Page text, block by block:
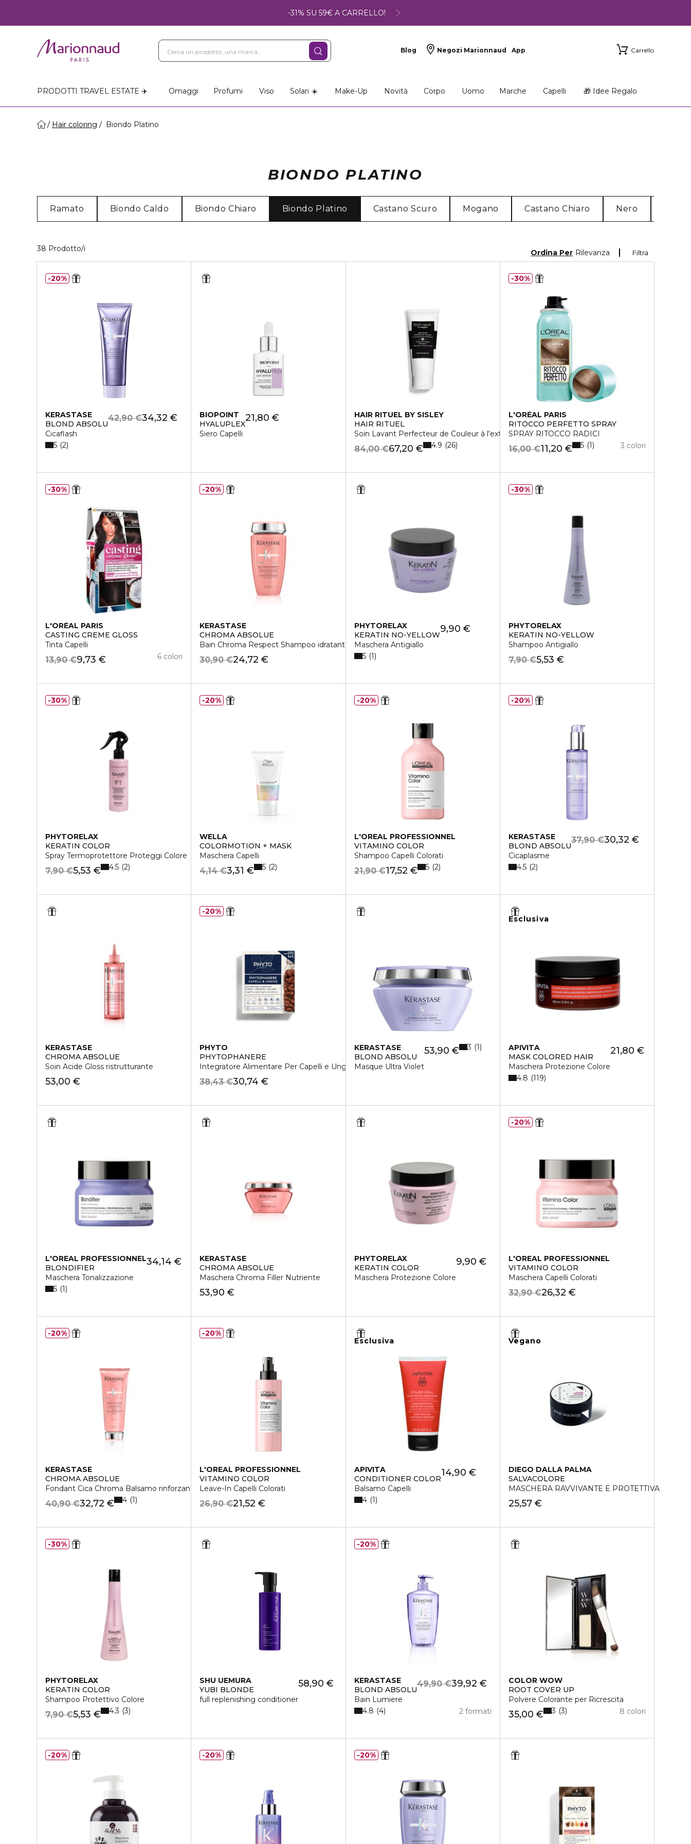
-31% SU 59€ A CARRELLO!
Blog Negozi Marionnaud App Carrello
PRODOTTI TRAVEL ESTATE ✈️ Omaggi Profumi Viso Solari ☀️ Make-Up Novità Corpo Uomo Marche Capelli 🎁 Idee Regalo
Hair coloring Biondo Platino
BIONDO PLATINO
Ramato Biondo Caldo Biondo Chiaro Biondo Platino Castano Scuro Mogano Castano Chiaro Nero
38 Prodotto/i Filtra
Ordina Per Rilevanza
KERASTASE
BLOND ABSOLU
Cicaflash
34,32 €
42,90 €
5 2
20%
BIOPOINT
HYALUPLEX
Siero Capelli
21,80 €
HAIR RITUEL BY SISLEY
HAIR RITUEL
Soin Lavant Perfecteur de Couleur à l'extrait de fleur d'Hibiscus
67,20 €
84,00 € 4.9 26
L'ORÉAL PARIS
RITOCCO PERFETTO SPRAY
SPRAY RITOCCO RADICI
11,20 €
16,00 € 3 colori
5 1
30%
L'ORÉAL PARIS
CASTING CREME GLOSS
Tinta Capelli
9,73 €
13,90 € 6 colori
30%
KERASTASE
CHROMA ABSOLUE
Bain Chroma Respect Shampoo idratante
24,72 €
30,90 €
20%
PHYTORELAX
KERATIN NO-YELLOW
Maschera Antigiallo
9,90 €
5 1
PHYTORELAX
KERATIN NO-YELLOW
Shampoo Antigiallo
5,53 €
7,90 €
30%
PHYTORELAX
KERATIN COLOR
Spray Termoprotettore Proteggi Colore
5,53 €
7,90 € 4.5 2
30%
WELLA
COLORMOTION + MASK
Maschera Capelli
3,31 €
4,14 € 5 2
20%
L'OREAL PROFESSIONNEL
VITAMINO COLOR
Shampoo Capelli Colorati
17,52 €
21,90 € 5 2
20%
KERASTASE
BLOND ABSOLU
Cicaplasme
30,32 €
37,90 €
4.5 2
20%
KERASTASE
CHROMA ABSOLUE
Soin Acide Gloss ristrutturante
53,00 €
PHYTO
PHYTOPHANERE
Integratore Alimentare Per Capelli e Unghie
30,74 €
38,43 €
20%
KERASTASE
BLOND ABSOLU
Masque Ultra Violet
53,90 € 3 1
Esclusiva
APIVITA
MASK COLORED HAIR
Maschera Protezione Colore
21,80 €
4.8 119
L'OREAL PROFESSIONNEL
BLONDIFIER
Maschera Tonalizzazione
34,14 €
5 1
KERASTASE
CHROMA ABSOLUE
Maschera Chroma Filler Nutriente
53,90 €
PHYTORELAX
KERATIN COLOR
Maschera Protezione Colore
9,90 €
L'OREAL PROFESSIONNEL
VITAMINO COLOR
Maschera Capelli Colorati
26,32 €
32,90 €
20%
KERASTASE
CHROMA ABSOLUE
Fondant Cica Chroma Balsamo rinforzante
32,72 €
40,90 € 4 1
20%
L'OREAL PROFESSIONNEL
VITAMINO COLOR
Leave-In Capelli Colorati
21,52 €
26,90 €
20%
Esclusiva
APIVITA
CONDITIONER COLOR
Balsamo Capelli
14,90 €
4 1
Vegano
DIEGO DALLA PALMA
SALVACOLORE
MASCHERA RAVVIVANTE E PROTETTIVA
25,57 €
PHYTORELAX
KERATIN COLOR
Shampoo Protettivo Colore
5,53 €
7,90 € 4.3 3
30%
SHU UEMURA
YUBI BLONDE
full replenishing conditioner
58,90 €
KERASTASE
BLOND ABSOLU
Bain Lumiere
39,92 €
49,90 €
2 formati
4.8 4
20%
COLOR WOW
ROOT COVER UP
Polvere Colorante per Ricrescita
35,00 € 8 colori
3 3
20% 20% 20%